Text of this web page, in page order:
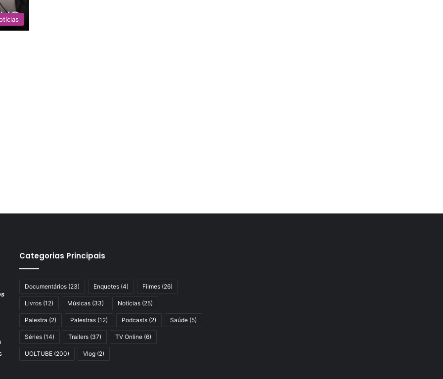
Categorias Principais
Documentários(23) Enquetes(4) Filmes(26)
Livros(12) Músicas(33) Notícias(25)
Palestra (2) Palestras(12) Podcasts(2) Saúde(5)
Séries(14) Trailers(37) TV Online(6)
UOLTUBE(200) Vlog(2)